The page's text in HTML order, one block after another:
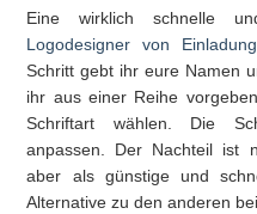
Eine wirklich schnelle
Logodesigner von
Schritt gebt ihr eure Namen
ihr aus einer Reihe
Schriftart wählen. Die
anpassen. Der Nachteil ist
aber als günstige und
Alternative zu den anderen